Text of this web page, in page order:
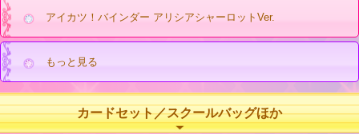
アイカツ！バインダー アリシアシャーロットVer.
もっと見る
カードセット／スクールバッグほか